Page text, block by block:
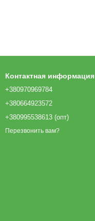
Контактная информация
+380970969784
+380664923572
+380995538613 (опт)
Перезвонить вам?